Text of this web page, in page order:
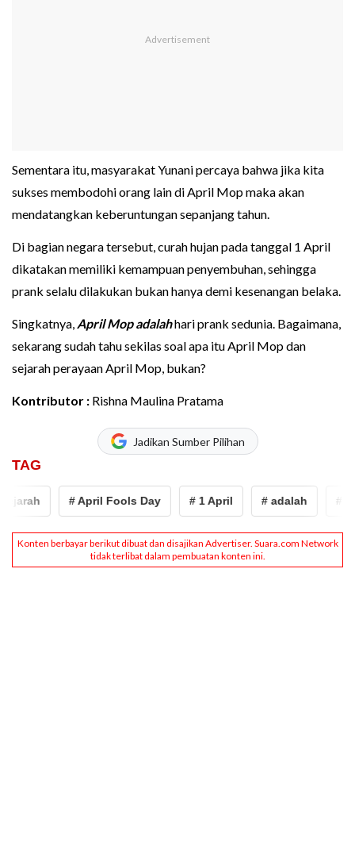
Sementara itu, masyarakat Yunani percaya bahwa jika kita
sukses membodohi orang lain di April Mop maka akan
mendatangkan keberuntungan sepanjang tahun.
Di bagian negara tersebut, curah hujan pada tanggal 1 April
dikatakan memiliki kemampuan penyembuhan, sehingga
prank selalu dilakukan bukan hanya demi kesenangan belaka.
Singkatnya, April Mop adalahhari prank sedunia. Bagaimana,
sekarang sudah tahu sekilas soal apa itu April Mop dan
sejarah perayaan April Mop, bukan?
Kontributor : Rishna Maulina Pratama
Jadikan Sumber Pilihan
TAG
# April Fools Day # 1 April # adalah #